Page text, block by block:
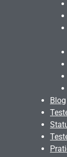
Blog